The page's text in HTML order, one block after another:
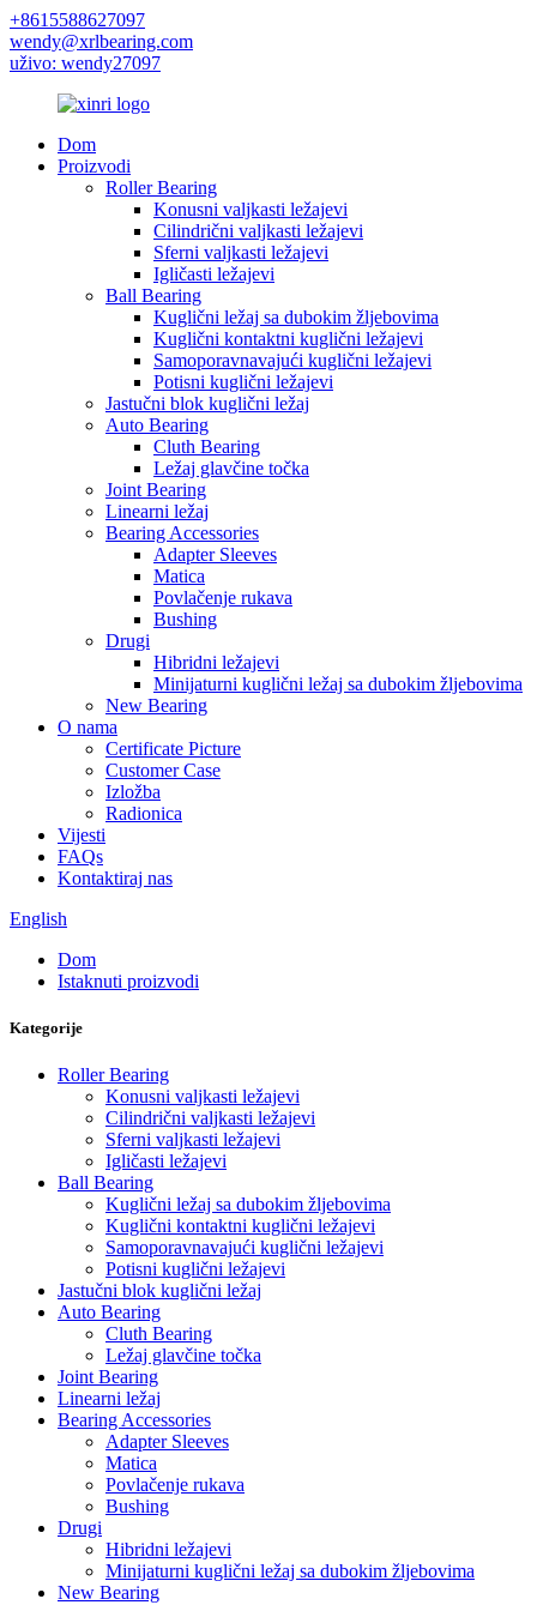
+8615588627097
wendy@xrlbearing.com
uživo: wendy27097
Dom
Proizvodi
Roller Bearing
Konusni valjkasti ležajevi
Cilindrični valjkasti ležajevi
Sferni valjkasti ležajevi
Igličasti ležajevi
Ball Bearing
Kuglični ležaj sa dubokim žljebovima
Kuglični kontaktni kuglični ležajevi
Samoporavnavajući kuglični ležajevi
Potisni kuglični ležajevi
Jastučni blok kuglični ležaj
Auto Bearing
Cluth Bearing
Ležaj glavčine točka
Joint Bearing
Linearni ležaj
Bearing Accessories
Adapter Sleeves
Matica
Povlačenje rukava
Bushing
Drugi
Hibridni ležajevi
Minijaturni kuglični ležaj sa dubokim žljebovima
New Bearing
O nama
Certificate Picture
Customer Case
Izložba
Radionica
Vijesti
FAQs
Kontaktiraj nas
English
Dom
Istaknuti proizvodi
Kategorije
Roller Bearing
Konusni valjkasti ležajevi
Cilindrični valjkasti ležajevi
Sferni valjkasti ležajevi
Igličasti ležajevi
Ball Bearing
Kuglični ležaj sa dubokim žljebovima
Kuglični kontaktni kuglični ležajevi
Samoporavnavajući kuglični ležajevi
Potisni kuglični ležajevi
Jastučni blok kuglični ležaj
Auto Bearing
Cluth Bearing
Ležaj glavčine točka
Joint Bearing
Linearni ležaj
Bearing Accessories
Adapter Sleeves
Matica
Povlačenje rukava
Bushing
Drugi
Hibridni ležajevi
Minijaturni kuglični ležaj sa dubokim žljebovima
New Bearing